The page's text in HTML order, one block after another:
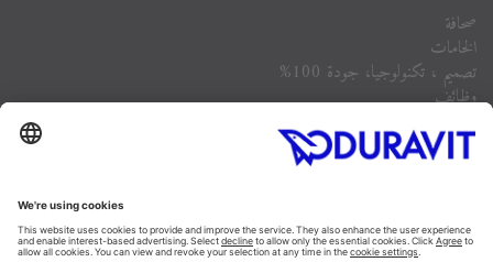
صحافة
الخامات
تصميم ، تكنولوجيا، جودة 100%
وظائف
أسئلة مكررة
Facebook
Instagram